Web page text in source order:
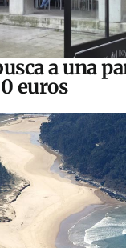
a una
euros